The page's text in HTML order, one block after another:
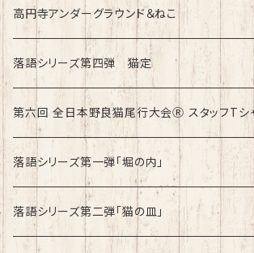
綿100%ノーマルタイプ
第8回全日本野良猫尾行大会®︎inドイツ Light
第8回全日本野良猫尾行大会®︎inドイツ Dark
高円寺アンダーグラウンド＆ねこ
綿100%ノーマルタイプ
落語シリーズ第四弾 猫定
第六回 全日本野良猫尾行大会Ⓡ スタッフTシ
速乾ドライタイプ
綿100%ノーマルタイプ
落語シリーズ第一弾「堀の内」
速乾ドライタイプ
落語シリーズ第二弾「猫の皿」